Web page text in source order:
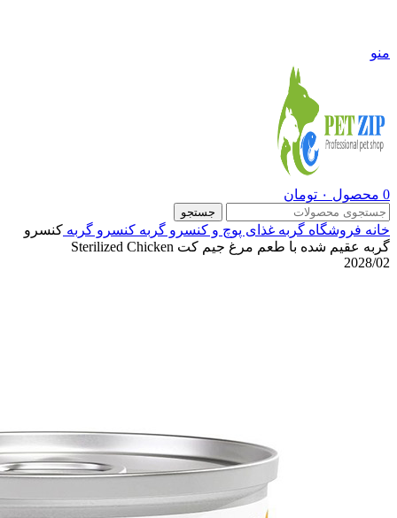
منو
0 محصول ۰ تومان
جستجو
خانه فروشگاه گربه غذای پوچ و کنسرو گربه کنسرو گربه کنسرو
گربه عقیم شده با طعم مرغ جیم کت Sterilized Chicken
2028/02